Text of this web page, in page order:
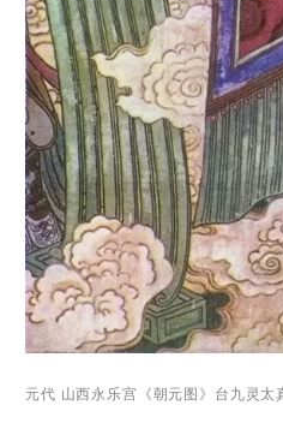
元代 山西永乐宫《朝元图》台九灵太